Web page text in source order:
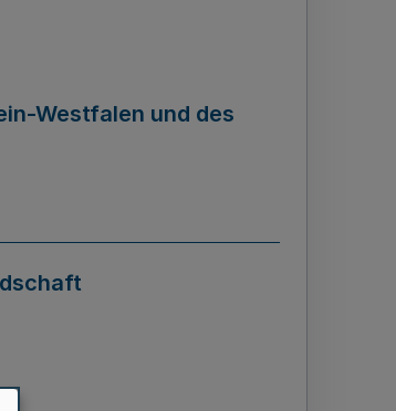
Westfalen und des